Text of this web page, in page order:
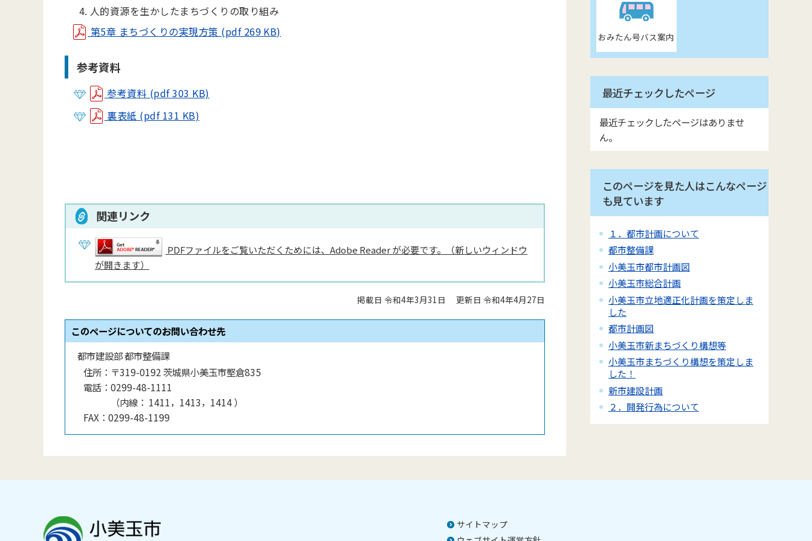
人的資源を生かしたまちづくりの取り組み
第5章 まちづくりの実現方策 (pdf 269 KB)
参考資料
参考資料 (pdf 303 KB)
裏表紙 (pdf 131 KB)
関連リンク
PDFファイルをご覧いただくためには、Adobe Reader が必要です。（新しいウィンドウ
が開きます）
掲載日 令和4年3月31日 更新日 令和4年4月27日
このページについてのお問い合わせ先
都市建設部 都市整備課
住所： 〒319-0192 茨城県小美玉市堅倉835
電話： 0299-48-1111
（内線 ： 1411，1413，1414）
FAX： 0299-48-1199
おみたん号バス案内
最近チェックしたページ
最近チェックしたページはありませ
ん。
このページを見た人はこんなページ
も見ています
１．都市計画について
都市整備課
小美玉市都市計画図
小美玉市総合計画
小美玉市立地適正化計画を策定しま
した
都市計画図
小美玉市新まちづくり構想等
小美玉市まちづくり構想を策定しま
した！
新市建設計画
２．開発行為について
サイトマップ